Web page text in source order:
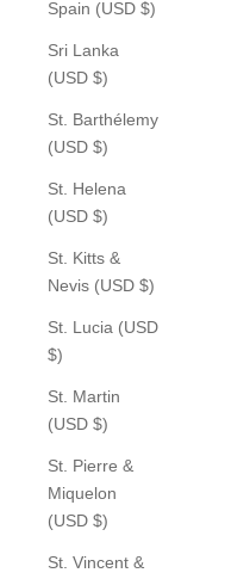
Spain (USD $)
Sri Lanka
(USD $)
St. Barthélemy
(USD $)
St. Helena
(USD $)
St. Kitts &
Nevis (USD $)
St. Lucia (USD
$)
St. Martin
(USD $)
St. Pierre &
Miquelon
(USD $)
St. Vincent &